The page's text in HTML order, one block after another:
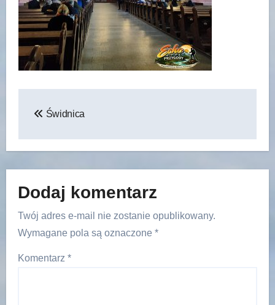
Świdnica
Dodaj komentarz
Twój adres e-mail nie zostanie opublikowany.
Wymagane pola są oznaczone *
Komentarz *